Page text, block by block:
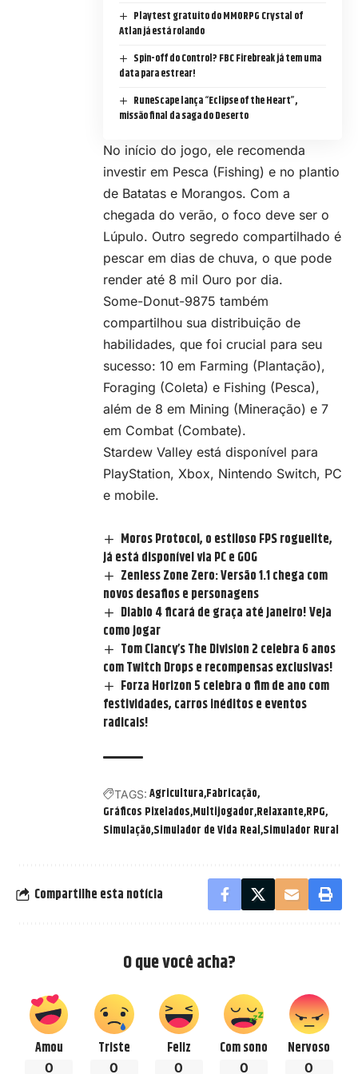
Playtest gratuito do MMORPG Crystal of
Atlan já está rolando
Spin-off do Control? FBC Firebreak já tem uma
data para estrear!
RuneScape lança “Eclipse of the Heart”,
missão final da saga do Deserto
No início do jogo, ele recomenda
investir em Pesca (Fishing) e no plantio
de Batatas e Morangos. Com a
chegada do verão, o foco deve ser o
Lúpulo. Outro segredo compartilhado é
pescar em dias de chuva, o que pode
render até 8 mil Ouro por dia.
Some-Donut-9875 também
compartilhou sua distribuição de
habilidades, que foi crucial para seu
sucesso: 10 em Farming (Plantação),
Foraging (Coleta) e Fishing (Pesca),
além de 8 em Mining (Mineração) e 7
em Combat (Combate).
Stardew Valley está disponível para
PlayStation, Xbox, Nintendo Switch, PC
e mobile.
Moros Protocol, o estiloso FPS roguelite,
já está disponível via PC e GOG
Zenless Zone Zero: Versão 1.1 chega com
novos desafios e personagens
Diablo 4 ficará de graça até janeiro! Veja
como jogar
Tom Clancy’s The Division 2 celebra 6 anos
com Twitch Drops e recompensas exclusivas!
Forza Horizon 5 celebra o fim de ano com
festividades, carros inéditos e eventos
radicais!
TAGS: Agricultura Fabricação
Gráficos Pixelados Multijogador Relaxante RPG
Simulação Simulador de Vida Real Simulador Rural
Compartilhe esta notícia
O que você acha?
Amou
0
Triste
0
Feliz
0
Com sono
0
Nervoso
0